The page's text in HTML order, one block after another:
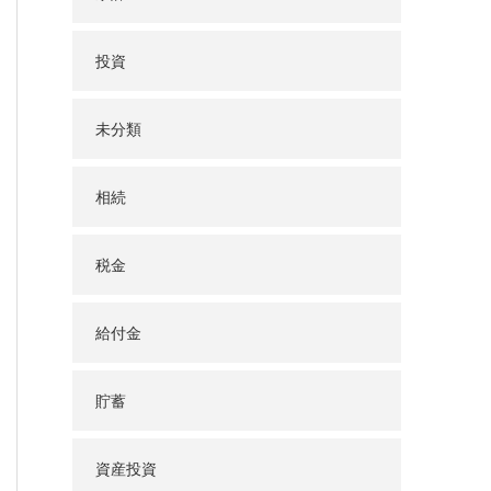
投資
未分類
相続
税金
給付金
貯蓄
資産投資